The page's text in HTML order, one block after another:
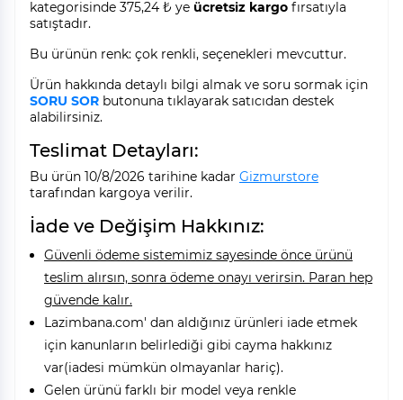
kategorisinde 375,24 ₺ ye ücretsiz kargo fırsatıyla
satıştadır.
Bu ürünün renk: çok renkli, seçenekleri mevcuttur.
Ürün hakkında detaylı bilgi almak ve soru sormak için
SORU SOR butonuna tıklayarak satıcıdan destek
alabilirsiniz.
Teslimat Detayları:
Bu ürün 10/8/2026 tarihine kadar Gizmurstore
tarafından kargoya verilir.
İade ve Değişim Hakkınız:
Güvenli ödeme sistemimiz sayesinde önce ürünü
teslim alırsın, sonra ödeme onayı verirsin. Paran hep
güvende kalır.
Lazimbana.com' dan aldığınız ürünleri iade etmek
için kanunların belirlediği gibi cayma hakkınız
var(iadesi mümkün olmayanlar hariç).
Gelen ürünü farklı bir model veya renkle